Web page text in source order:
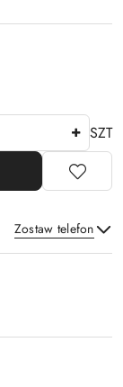
SZT
Zostaw telefon